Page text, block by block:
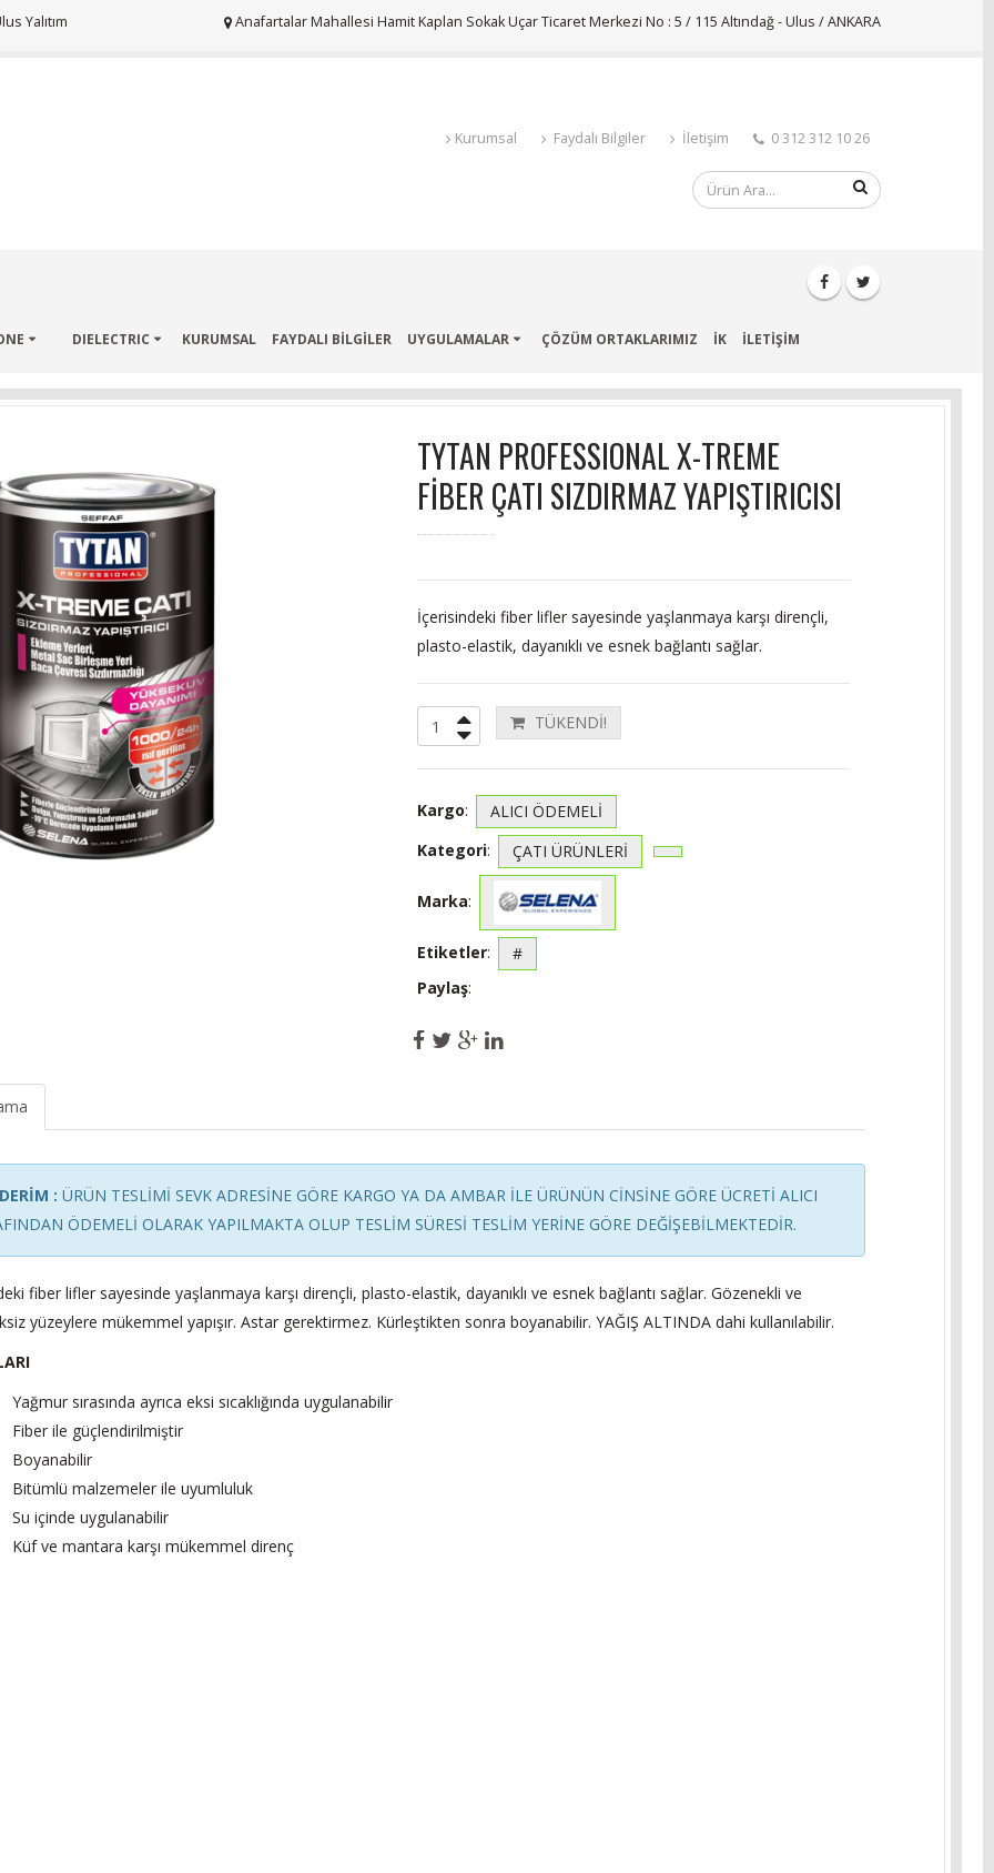
Yalıtım Anafartalar Mahallesi Hamit Kaplan Sokak Uçar Ticaret Merkezi No : 5 / 115 Altındağ - Ulus / ANKARA
Kurumsal Faydalı Bilgiler İletişim 0 312 312 10 26
DIELECTRIC KURUMSAL FAYDALI BİLGİLER UYGULAMALAR ÇÖZÜM ORTAKLARIMIZ İK İLETİŞİM
TYTAN PROFESSIONAL X-TREME
FİBER ÇATI SIZDIRMAZ YAPIŞTIRICISI
İçerisindeki fiber lifler sayesinde yaşlanmaya karşı dirençli,
plasto-elastik, dayanıklı ve esnek bağlantı sağlar.
TÜKENDİ!
Kargo:
ALICI ÖDEMELİ
Kategori: ÇATI ÜRÜNLERİ
Marka:
Etiketler:
#
Paylaş:
: ÜRÜN TESLİMİ SEVK ADRESİNE GÖRE KARGO YA DA AMBAR İLE ÜRÜNÜN CİNSİNE GÖRE ÜCRETİ ALICI
ÖDEMELİ OLARAK YAPILMAKTA OLUP TESLİM SÜRESİ TESLİM YERİNE GÖRE DEĞİŞEBİLMEKTEDİR.
fiber lifler sayesinde yaşlanmaya karşı dirençli, plasto-elastik, dayanıklı ve esnek bağlantı sağlar. Gözenekli ve
yüzeylere mükemmel yapışır. Astar gerektirmez. Kürleştikten sonra boyanabilir. YAĞIŞ ALTINDA dahi kullanılabilir.
Yağmur sırasında ayrıca eksi sıcaklığında uygulanabilir
Fiber ile güçlendirilmiştir
Boyanabilir
Bitümlü malzemeler ile uyumluluk
Su içinde uygulanabilir
Küf ve mantara karşı mükemmel direnç